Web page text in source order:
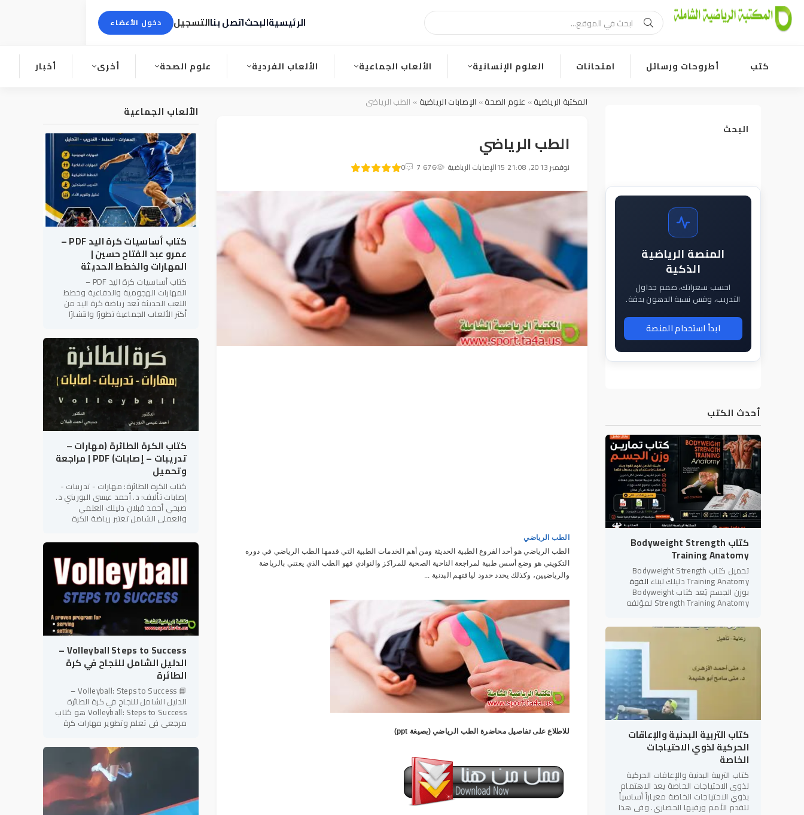
الرئيسيةالبحثاتصل بناالتسجيل دخول الأعضاء
كتب أطروحات ورسائل امتحانات العلوم الإنسانية الألعاب الجماعية الألعاب الفردية علوم الصحة أخرى أخبار
البحث
المنصة الرياضية
الذكية
احسب سعراتك، صمم جداول
التدريب، وقس نسبة الدهون بدقة.
ابدأ استخدام المنصة
أحدث الكتب
كتاب Bodyweight Strength
Training Anatomy
تحميل كتاب Bodyweight Strength
Training Anatomy دليلك لبناء القوة
بوزن الجسم يُعد كتاب Bodyweight
Strength Training Anatomy لمؤلفه
المراجع العلمية والعملية في
كتاب التربية البدنية والإعاقات
الحركية لذوي الاحتياجات
الخاصة
كتاب التربية البدنية والإعاقات الحركية
لذوي الاحتياجات الخاصة يعد الاهتمام
بذوي الاحتياجات الخاصة معياراً أساسياً
لتقدم الأمم ورقيها الحضاري. وفي هذا
المكتبة الرياضية» علوم الصحة» الإصابات الرياضية » الطب الرياضي
الطب الرياضي
15 نوفمبر 2013, 21:08 الإصابات الرياضية 7 676
0 100
1
2
3
4
5
الطب الرياضي
الطب الرياضي هو أحد الفروع الطبية الحديثة ومن أهم الخدمات الطبية التي قدمها الطب الرياضي في دوره
التكويني هو وضع أسس طبية لمراجعة الناحية الصحية للمراكز والنوادي فهو الطب الذي يعتني بالرياضة
والرياضيين، وكذلك يحدد حدود لياقتهم البدنية ...
للاطلاع على تفاصيل محاضرة الطب الرياضي (بصيغة ppt)
الألعاب الجماعية
كتاب أساسيات كرة اليد PDF –
عمرو عبد الفتاح حسين |
المهارات والخطط الحديثة
كتاب أساسيات كرة اليد PDF –
المهارات الهجومية والدفاعية وخطط
اللعب الحديثة تُعد رياضة كرة اليد من
أكثر الألعاب الجماعية تطورًا وانتشارًا
سرعة الأداء، والتنوع الخططي،
كتاب الكرة الطائرة (مهارات –
تدريبات – إصابات) PDF | مراجعة
وتحميل
كتاب الكرة الطائرة: مهارات - تدريبات -
إصابات تأليف: د. أحمد عيسى البوريني د.
صبحي أحمد قبلان دليلك العلمي
والعملي الشامل تعتبر رياضة الكرة
شعبية وإثارة على مستوى
Volleyball Steps to Success –
الدليل الشامل للنجاح في كرة
الطائرة
📘 Volleyball: Steps to Success –
الدليل الشامل للنجاح في كرة الطائرة
Volleyball: Steps to Success هو كتاب
مرجعي في تعلم وتطوير مهارات كرة
Success المعروفة بأسلوبها